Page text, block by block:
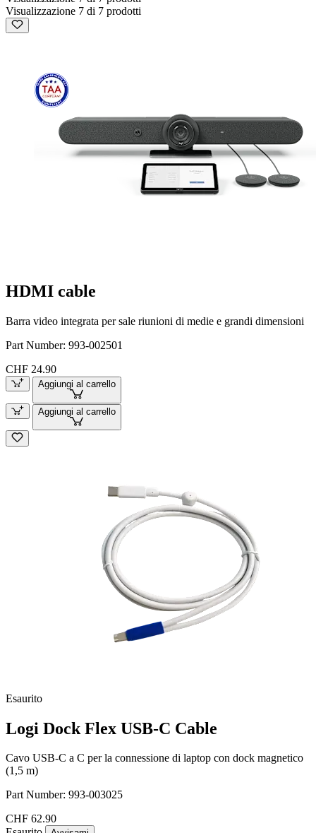
Visualizzazione 7 di 7 prodotti
HDMI cable
Barra video integrata per sale riunioni di medie e grandi dimensioni
Part Number: 993-002501
CHF 24.90
Aggiungi al carrello
Aggiungi al carrello
Esaurito
Logi Dock Flex USB-C Cable
Cavo USB-C a C per la connessione di laptop con dock magnetico
(1,5 m)
Part Number: 993-003025
CHF 62.90